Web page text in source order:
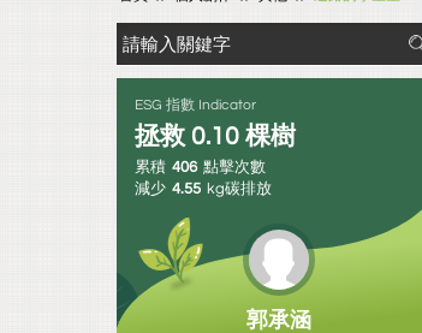
ESG 指數 Indicator
拯救 0.10 棵樹
累積 406 點擊次數
減少 4.55 kg碳排放
郭承涵